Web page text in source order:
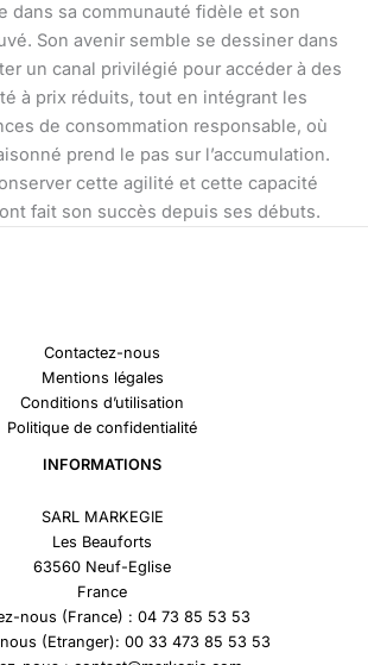
dans sa communauté fidèle et son
Son avenir semble se dessiner dans
un canal privilégié pour accéder à des
à prix réduits, tout en intégrant les
de consommation responsable, où
prend le pas sur l’accumulation.
cette agilité et cette capacité
fait son succès depuis ses débuts.
Contactez-nous
Mentions légales
Conditions d’utilisation
Politique de confidentialité
INFORMATIONS
SARL MARKEGIE
Les Beauforts
63560 Neuf-Eglise
France
nous (France) : 04 73 85 53 53
(Etranger): 00 33 473 85 53 53